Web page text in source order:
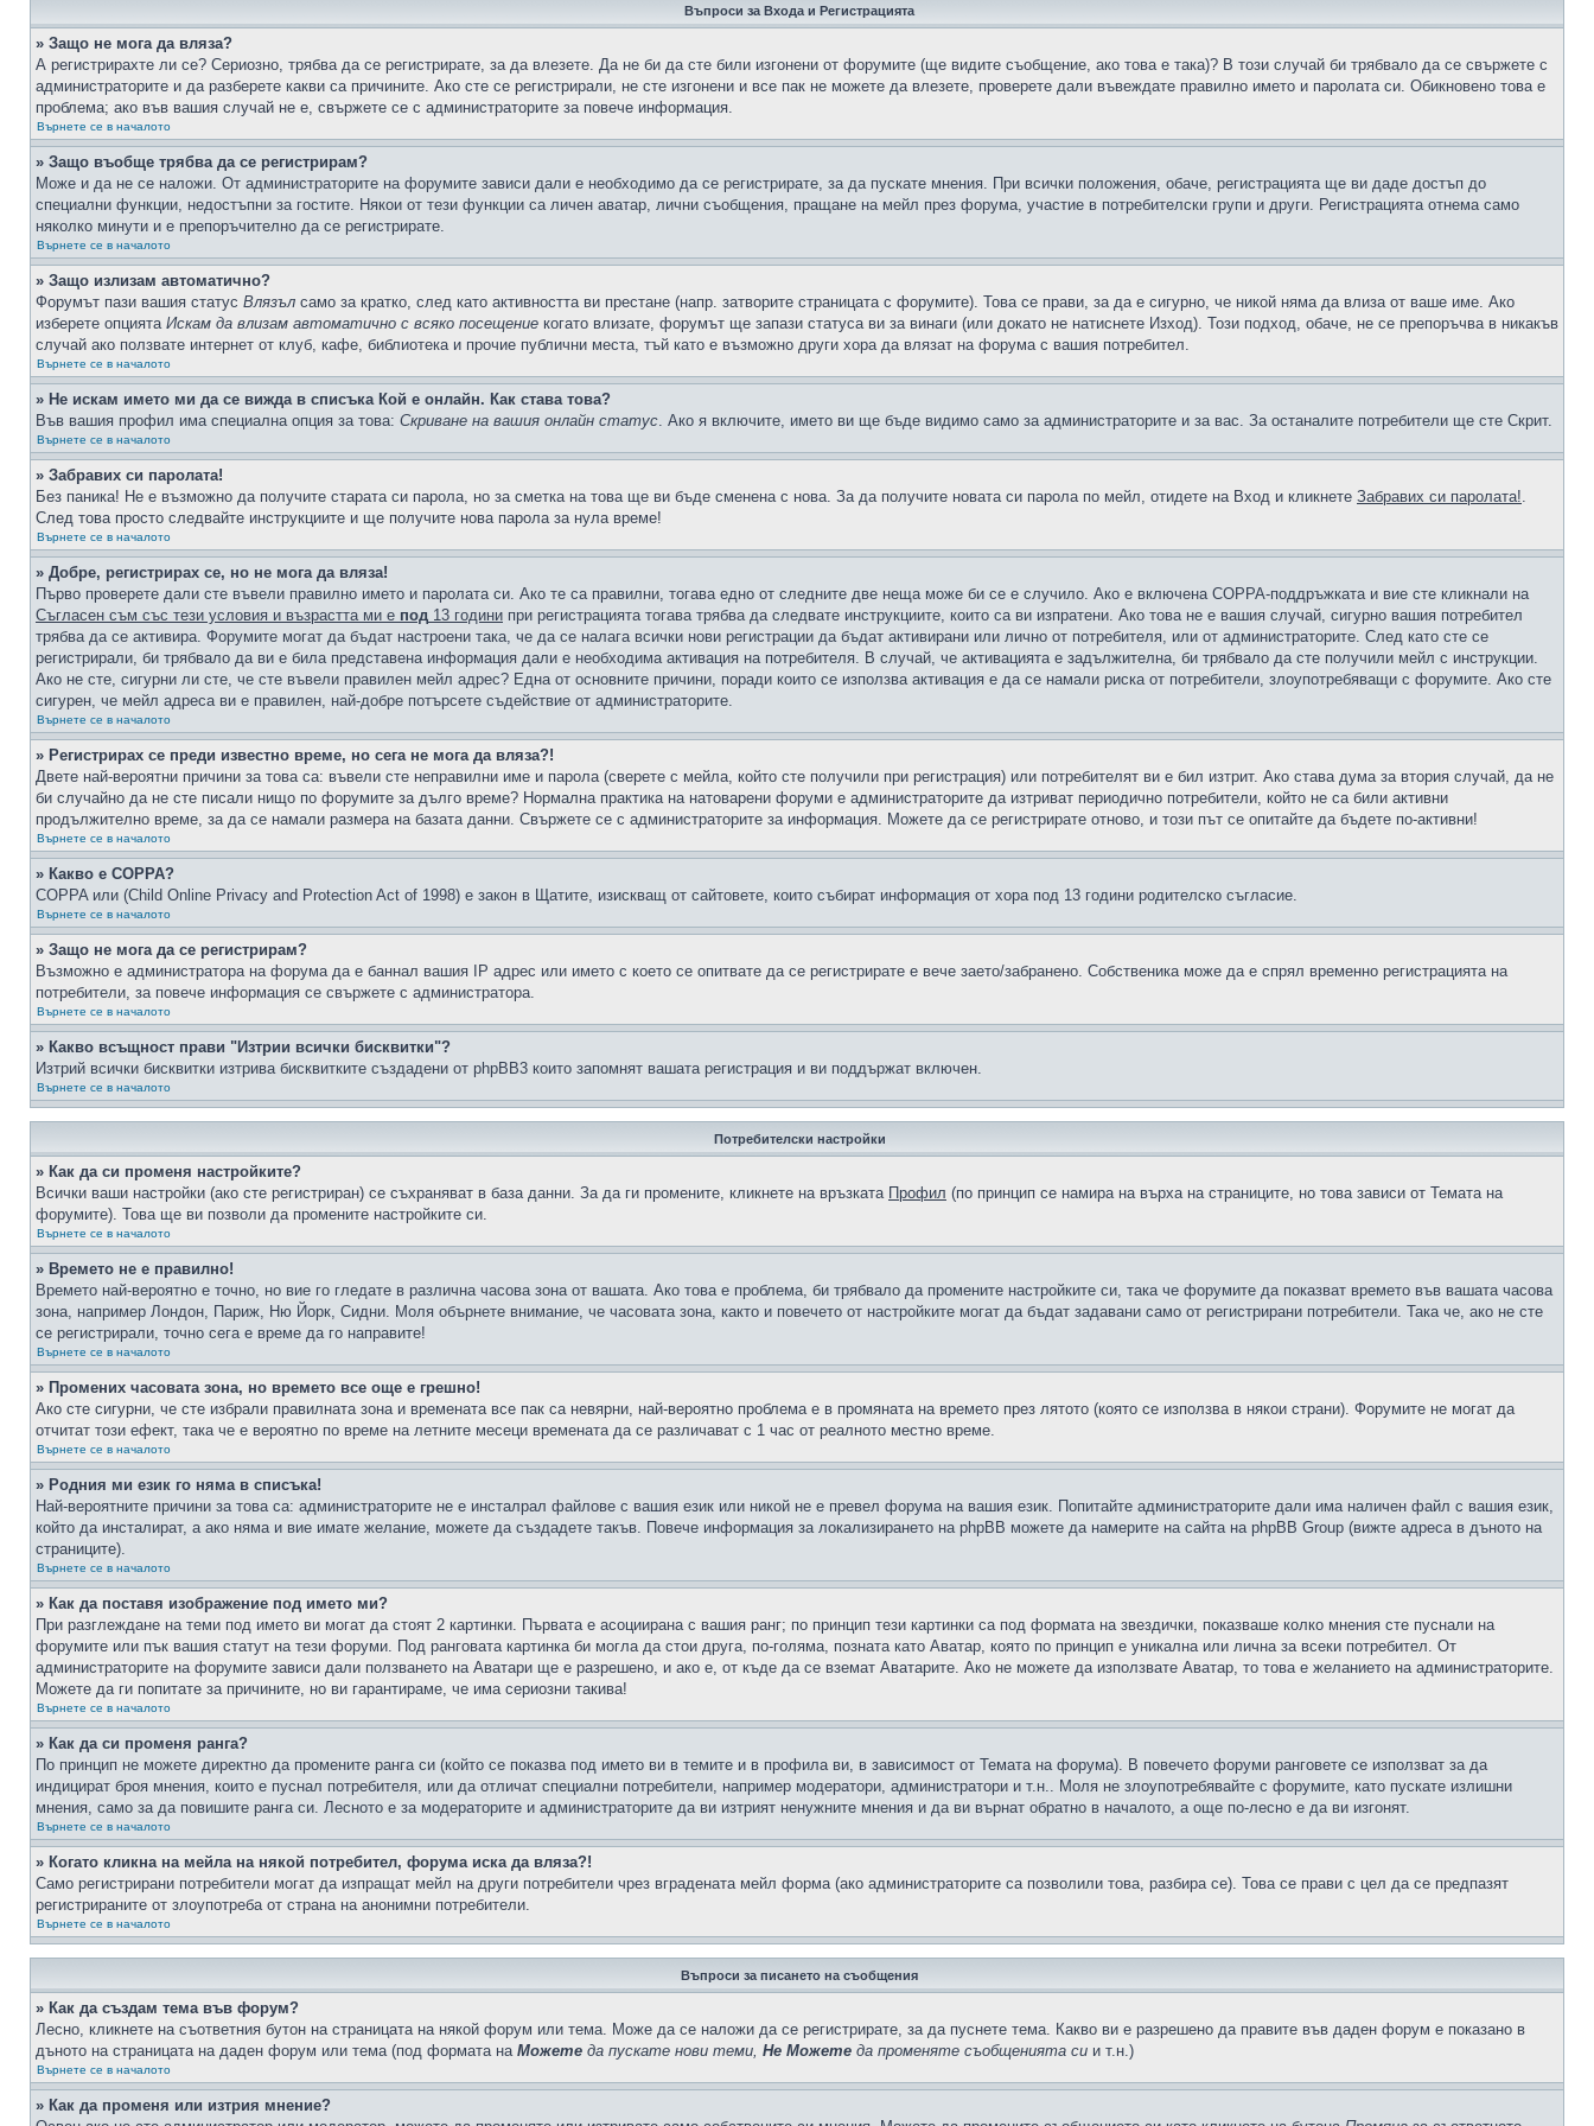
Въпроси за Входа и Регистрацията
» Защо не мога да вляза?
А регистрирахте ли се? Сериозно, трябва да се регистрирате, за да влезете. Да не би да сте били изгонени от форумите (ще видите съобщение, ако това е така)? В този случай би трябвало да се свържете с
администраторите и да разберете какви са причините. Ако сте се регистрирали, не сте изгонени и все пак не можете да влезете, проверете дали въвеждате правилно името и паролата си. Обикновено това е
проблема; ако във вашия случай не е, свържете се с администраторите за повече информация.
Върнете се в началото
» Защо въобще трябва да се регистрирам?
Може и да не се наложи. От администраторите на форумите зависи дали е необходимо да се регистрирате, за да пускате мнения. При всички положения, обаче, регистрацията ще ви даде достъп до
специални функции, недостъпни за гостите. Някои от тези функции са личен аватар, лични съобщения, пращане на мейл през форума, участие в потребителски групи и други. Регистрацията отнема само
няколко минути и е препоръчително да се регистрирате.
Върнете се в началото
» Защо излизам автоматично?
Форумът пази вашия статус Влязъл само за кратко, след като активността ви престане (напр. затворите страницата с форумите). Това се прави, за да е сигурно, че никой няма да влиза от ваше име. Ако
изберете опцията Искам да влизам автоматично с всяко посещение когато влизате, форумът ще запази статуса ви за винаги (или докато не натиснете Изход). Този подход, обаче, не се препоръчва в никакъв
случай ако ползвате интернет от клуб, кафе, библиотека и прочие публични места, тъй като е възможно други хора да влязат на форума с вашия потребител.
Върнете се в началото
» Не искам името ми да се вижда в списъка Кой е онлайн. Как става това?
Във вашия профил има специална опция за това: Скриване на вашия онлайн статус. Ако я включите, името ви ще бъде видимо само за администраторите и за вас. За останалите потребители ще сте Скрит.
Върнете се в началото
» Забравих си паролата!
Без паника! Не е възможно да получите старата си парола, но за сметка на това ще ви бъде сменена с нова. За да получите новата си парола по мейл, отидете на Вход и кликнете Забравих си паролата!.
След това просто следвайте инструкциите и ще получите нова парола за нула време!
Върнете се в началото
» Добре, регистрирах се, но не мога да вляза!
Първо проверете дали сте въвели правилно името и паролата си. Ако те са правилни, тогава едно от следните две неща може би се е случило. Ако е включена COPPA-поддръжката и вие сте кликнали на
Съгласен съм със тези условия и възрастта ми е под 13 години при регистрацията тогава трябва да следвате инструкциите, които са ви изпратени. Ако това не е вашия случай, сигурно вашия потребител
трябва да се активира. Форумите могат да бъдат настроени така, че да се налага всички нови регистрации да бъдат активирани или лично от потребителя, или от администраторите. След като сте се
регистрирали, би трябвало да ви е била представена информация дали е необходима активация на потребителя. В случай, че активацията е задължителна, би трябвало да сте получили мейл с инструкции.
Ако не сте, сигурни ли сте, че сте въвели правилен мейл адрес? Една от основните причини, поради които се използва активация е да се намали риска от потребители, злоупотребяващи с форумите. Ако сте
сигурен, че мейл адреса ви е правилен, най-добре потърсете съдействие от администраторите.
Върнете се в началото
» Регистрирах се преди известно време, но сега не мога да вляза?!
Двете най-вероятни причини за това са: въвели сте неправилни име и парола (сверете с мейла, който сте получили при регистрация) или потребителят ви е бил изтрит. Ако става дума за втория случай, да не
би случайно да не сте писали нищо по форумите за дълго време? Нормална практика на натоварени форуми е администраторите да изтриват периодично потребители, който не са били активни
продължително време, за да се намали размера на базата данни. Свържете се с администраторите за информация. Можете да се регистрирате отново, и този път се опитайте да бъдете по-активни!
Върнете се в началото
» Какво е COPPA?
COPPA или (Child Online Privacy and Protection Act of 1998) е закон в Щатите, изискващ от сайтовете, които събират информация от хора под 13 години родителско съгласие.
Върнете се в началото
» Защо не мога да се регистрирам?
Възможно е администратора на форума да е баннал вашия IP адрес или името с което се опитвате да се регистрирате е вече заето/забранено. Собственика може да е спрял временно регистрацията на
потребители, за повече информация се свържете с администратора.
Върнете се в началото
» Какво всъщност прави "Изтрии всички бисквитки"?
Изтрий всички бисквитки изтрива бисквитките създадени от phpBB3 които запомнят вашата регистрация и ви поддържат включен.
Върнете се в началото
Потребителски настройки
» Как да си променя настройките?
Всички ваши настройки (ако сте регистриран) се съхраняват в база данни. За да ги промените, кликнете на връзката Профил (по принцип се намира на върха на страниците, но това зависи от Темата на
форумите). Това ще ви позволи да промените настройките си.
Върнете се в началото
» Времето не е правилно!
Времето най-вероятно е точно, но вие го гледате в различна часова зона от вашата. Ако това е проблема, би трябвало да промените настройките си, така че форумите да показват времето във вашата часова
зона, например Лондон, Париж, Ню Йорк, Сидни. Моля обърнете внимание, че часовата зона, както и повечето от настройките могат да бъдат задавани само от регистрирани потребители. Така че, ако не сте
се регистрирали, точно сега е време да го направите!
Върнете се в началото
» Промених часовата зона, но времето все още е грешно!
Ако сте сигурни, че сте избрали правилната зона и времената все пак са невярни, най-вероятно проблема е в промяната на времето през лятото (която се използва в някои страни). Форумите не могат да
отчитат този ефект, така че е вероятно по време на летните месеци времената да се различават с 1 час от реалното местно време.
Върнете се в началото
» Родния ми език го няма в списъка!
Най-вероятните причини за това са: администраторите не е инсталрал файлове с вашия език или никой не е превел форума на вашия език. Попитайте администраторите дали има наличен файл с вашия език,
който да инсталират, а ако няма и вие имате желание, можете да създадете такъв. Повече информация за локализирането на phpBB можете да намерите на сайта на phpBB Group (вижте адреса в дъното на
страниците).
Върнете се в началото
» Как да поставя изображение под името ми?
При разглеждане на теми под името ви могат да стоят 2 картинки. Първата е асоциирана с вашия ранг; по принцип тези картинки са под формата на звездички, показваше колко мнения сте пуснали на
форумите или пък вашия статут на тези форуми. Под ранговата картинка би могла да стои друга, по-голяма, позната като Аватар, която по принцип е уникална или лична за всеки потребител. От
администраторите на форумите зависи дали ползването на Аватари ще е разрешено, и ако е, от къде да се вземат Аватарите. Ако не можете да използвате Аватар, то това е желанието на администраторите.
Можете да ги попитате за причините, но ви гарантираме, че има сериозни такива!
Върнете се в началото
» Как да си променя ранга?
По принцип не можете директно да промените ранга си (който се показва под името ви в темите и в профила ви, в зависимост от Темата на форума). В повечето форуми ранговете се използват за да
индицират броя мнения, които е пуснал потребителя, или да отличат специални потребители, например модератори, администратори и т.н.. Моля не злоупотребявайте с форумите, като пускате излишни
мнения, само за да повишите ранга си. Лесното е за модераторите и администраторите да ви изтрият ненужните мнения и да ви върнат обратно в началото, а още по-лесно е да ви изгонят.
Върнете се в началото
» Когато кликна на мейла на някой потребител, форума иска да вляза?!
Само регистрирани потребители могат да изпращат мейл на други потребители чрез вградената мейл форма (ако администраторите са позволили това, разбира се). Това се прави с цел да се предпазят
регистрираните от злоупотреба от страна на анонимни потребители.
Върнете се в началото
Въпроси за писането на съобщения
» Как да създам тема във форум?
Лесно, кликнете на съответния бутон на страницата на някой форум или тема. Може да се наложи да се регистрирате, за да пуснете тема. Какво ви е разрешено да правите във даден форум е показано в
дъното на страницата на даден форум или тема (под формата на Можете да пускате нови теми, Не Можете да променяте съобщенията си и т.н.)
Върнете се в началото
» Как да променя или изтрия мнение?